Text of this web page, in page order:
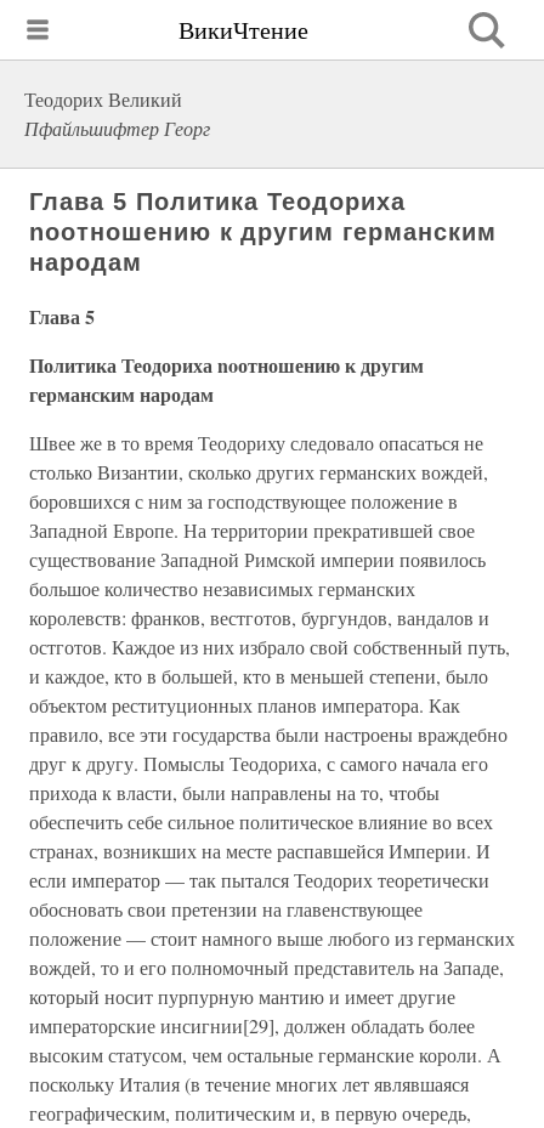
ВикиЧтение
Теодорих Великий
Пфайльшифтер Георг
Глава 5 Политика Теодориха
noотношению к другим германским
народам
Глава 5
Политика Теодориха noотношению к другим
германским народам
Швее же в то время Теодориху следовало опасаться не
столько Византии, сколько других германских вождей,
боровшихся с ним за господствующее положение в
Западной Европе. На территории прекратившей свое
существование Западной Римской империи появилось
большое количество независимых германских
королевств: франков, вестготов, бургундов, вандалов и
остготов. Каждое из них избрало свой собственный путь,
и каждое, кто в большей, кто в меньшей степени, было
объектом реституционных планов императора. Как
правило, все эти государства были настроены враждебно
друг к другу. Помыслы Теодориха, с самого начала его
прихода к власти, были направлены на то, чтобы
обеспечить себе сильное политическое влияние во всех
странах, возникших на месте распавшейся Империи. И
если император — так пытался Теодорих теоретически
обосновать свои претензии на главенствующее
положение — стоит намного выше любого из германских
вождей, то и его полномочный представитель на Западе,
который носит пурпурную мантию и имеет другие
императорские инсигнии[29], должен обладать более
высоким статусом, чем остальные германские короли. А
поскольку Италия (в течение многих лет являвшаяся
географическим, политическим и, в первую очередь,